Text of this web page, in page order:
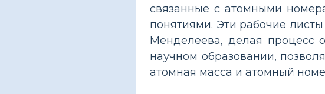
связанные с атомными
понятиями. Эти рабочие
Менделеева, делая процесс
научном образовании,
атомная масса и атомный